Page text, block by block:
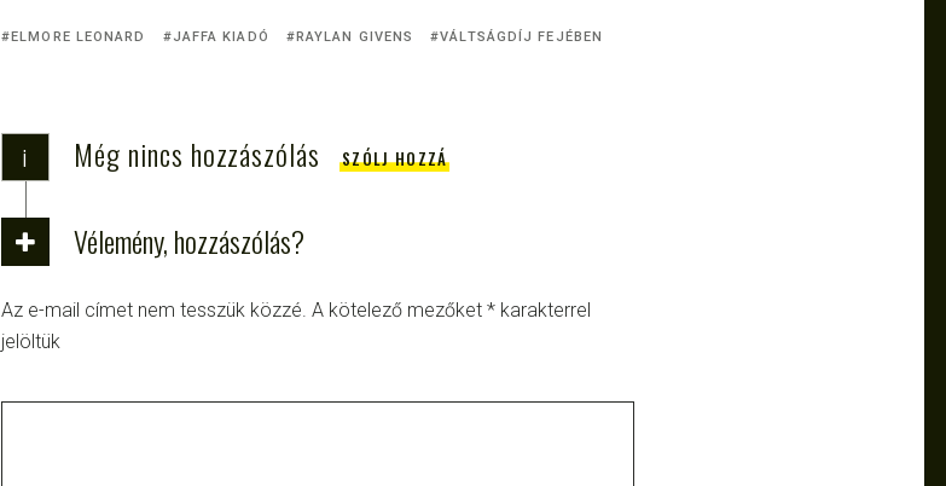
ELMORE LEONARD JAFFA KIADÓ RAYLAN GIVENS VÁLTSÁGDÍJ FEJÉBEN
i Még nincs hozzászólás SZÓLJ HOZZÁ
Vélemény, hozzászólás?
Az e-mail címet nem tesszük közzé. A kötelező mezőket * karakterrel
jelöltük